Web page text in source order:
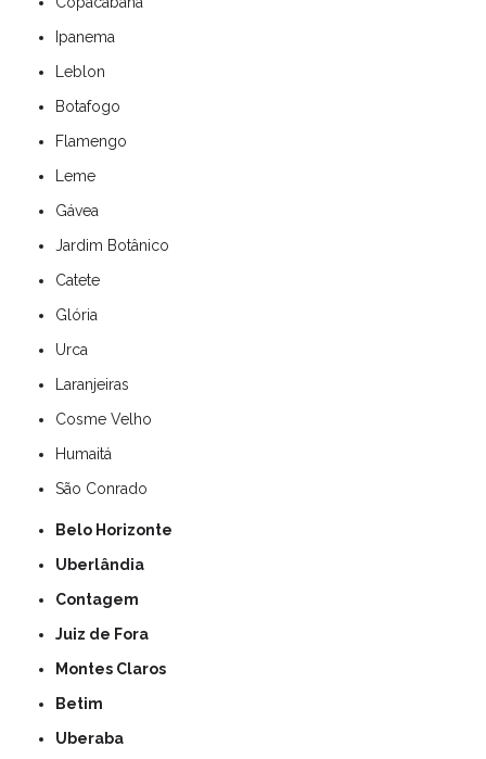
Ipanema
Leblon
Botafogo
Flamengo
Leme
Gávea
Jardim Botânico
Catete
Glória
Urca
Laranjeiras
Cosme Velho
Humaitá
São Conrado
Belo Horizonte
Uberlândia
Contagem
Juiz de Fora
Montes Claros
Betim
Uberaba